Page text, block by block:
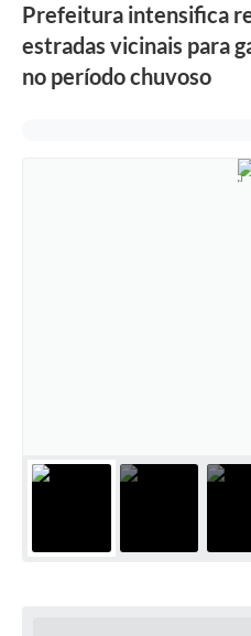
Prefeitura intensifica
estradas vicinais para
no período chuvoso